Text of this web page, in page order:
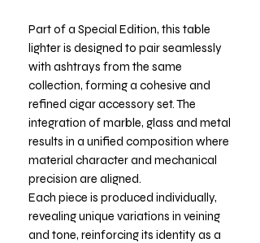
Part of a Special Edition, this table
lighter is designed to pair seamlessly
with ashtrays from the same
collection, forming a cohesive and
refined cigar accessory set. The
integration of marble, glass and metal
results in a unified composition where
material character and mechanical
precision are aligned.
Each piece is produced individually,
revealing unique variations in veining
and tone, reinforcing its identity as a